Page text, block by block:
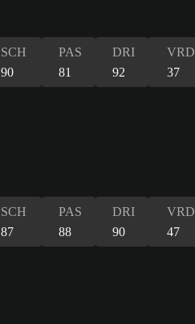
SCH
90
PAS
81
DRI
92
VRD
37
SCH
87
PAS
88
DRI
90
VRD
47